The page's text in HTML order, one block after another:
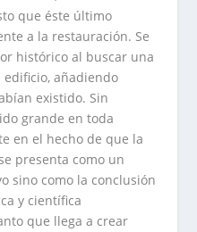
que éste último
a la restauración. Se
histórico al buscar una
añadiendo
existido. Sin
grande en toda
en el hecho de que la
presenta como un
sino como la conclusión
y científica
que llega a crear